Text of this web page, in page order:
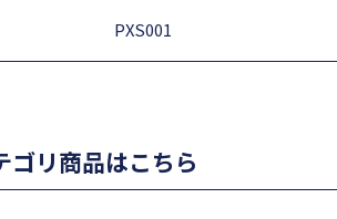
PXS001
ゴリ商品はこちら